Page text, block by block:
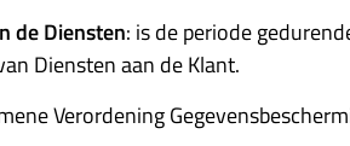
de Diensten: is de periode
Diensten aan de Klant.
Verordening